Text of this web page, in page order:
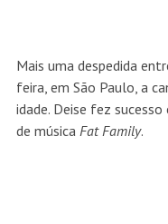
Mais uma despedida
feira, em São Paulo, a
idade. Deise fez
de música Fat Family.